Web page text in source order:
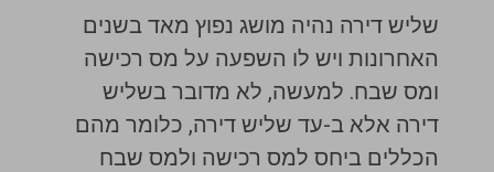
שליש דירה נהיה מושג נפוץ מאד בשנים
האחרונות ויש לו השפעה על מס רכישה
ומס שבח. למעשה, לא מדובר בשליש
דירה אלא ב-עד שליש דירה, כלומר מהם
הכללים ביחס למס רכישה ולמס שבח